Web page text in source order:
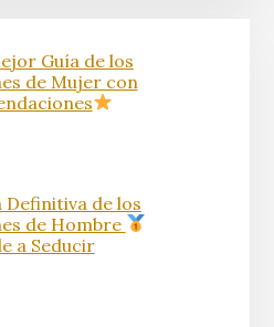
Guía de los
de Mujer con
Definitiva de los
de Hombre
a Seducir